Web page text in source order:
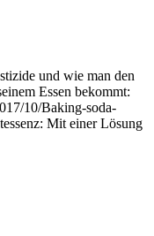
und wie man den
Essen bekommt:
10/Baking-soda-
Mit einer Lösung